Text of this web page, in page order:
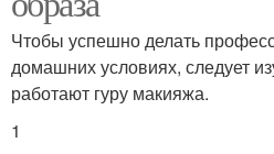
Чтобы успешно делать
домашних условиях, следует
работают гуру макияжа.
1